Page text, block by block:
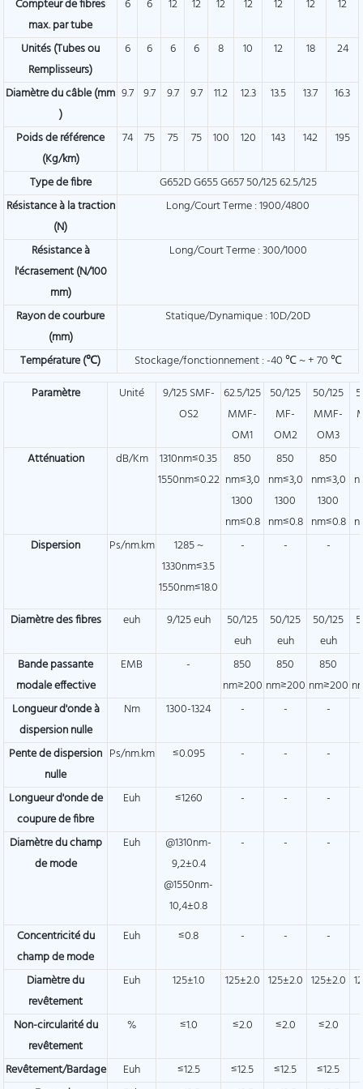
Compteur de fibres
max. par tube
6 6 12 12 12 12 12 12 12
Unités (Tubes ou
Remplisseurs)
6 6 6 6 8 10 12 18 24
Diamètre du câble (mm
)
9.7 9.7 9.7 9.7 11.2 12.3 13.5 13.7 16.3
Poids de référence
(Kg/km)
74 75 75 75 100 120 143 142 195
Type de fibre
G652D G655 G657 50/125 62.5/125
Résistance à la traction
(N)
Long/Court Terme : 1900/4800
Résistance à
l'écrasement (N/100
mm)
Long/Court Terme : 300/1000
Rayon de courbure
(mm)
Statique/Dynamique : 10D/20D
Température (℃)
Stockage/fonctionnement : -40 ℃ ~ + 70 ℃
Paramètre
Unité
9/125 SMF-
OS2
62.5/125
MMF-
OM1
50/125
MF-
OM2
50/125
MMF-
OM3
Atténuation
dB/Km
1310nm≤0.35
1550nm≤0.22
850
nm≤3,0
1300
nm≤0.8
850
nm≤3,0
1300
nm≤0.8
850
nm≤3,0
1300
nm≤0.8
Dispersion
Ps/nm.km
1285 ~
1330nm≤3.5
1550nm≤18.0
- - -
Diamètre des fibres euh 9/125 euh
50/125
euh
50/125
euh
50/125
euh
Bande passante
modale effective
EMB -
850
nm≥200
850
nm≥200
850
nm≥200
Longueur d'onde à
dispersion nulle
Nm 1300-1324 - - -
Pente de dispersion
nulle
Ps/nm.km ≤0.095 - - -
Longueur d'onde de
coupure de fibre
Euh ≤1260 - - -
Diamètre du champ
de mode
Euh
@1310nm-
9,2±0.4
@1550nm-
10,4±0.8
- - -
Concentricité du
champ de mode
Euh ≤0.8 - - -
Diamètre du
revêtement
Euh 125±1.0 125±2.0 125±2.0 125±2.0
Non-circularité du
revêtement
% ≤1.0 ≤2.0 ≤2.0 ≤2.0
Revêtement/Bardage Euh ≤12.5 ≤12.5 ≤12.5 ≤12.5